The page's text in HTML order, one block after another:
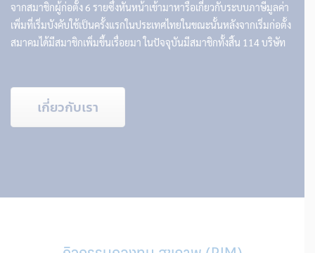
จากสมาชิกผู้ก่อตั้ง 6 รายซึ่งหันหน้าเข้ามาหารือเกี่ยวกับระบบภาษีมูลค่า
เพิ่มที่เริ่มบังคับใช้เป็นครั้งแรกในประเทศไทยในขณะนั้นหลังจากเริ่มก่อตั้ง
สมาคมได้มีสมาชิกเพิ่มขึ้นเรื่อยมา ในปัจจุบันมีสมาชิกทั้งสิ้น 114 บริษัท
เกี่ยวกับเรา